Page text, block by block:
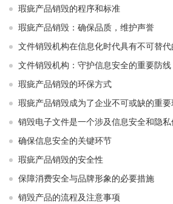
瑕疵产品销毁的程序和标准
瑕疵产品销毁：确保品质，维护声誉
文件销毁机构在信息化时代具有不可替代
文件销毁机构：守护信息安全的重要防线
瑕疵产品销毁的环保方式
瑕疵产品销毁成为了企业不可或缺的重要
销毁电子文件是一个涉及信息安全和隐
确保信息安全的关键环节
瑕疵产品销毁的安全性
保障消费安全与品牌形象的必要措施
销毁产品的流程及注意事项